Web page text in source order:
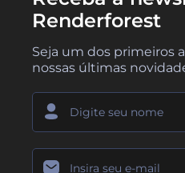
Renderforest
Seja um dos primeiros
nossas últimas